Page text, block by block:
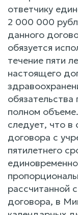
ответчику
2 000 000
данного
обязуется
течение пяти
настоящего
полном
следует, что в
договора с
пятилетнего
рассчитанной
договора, в